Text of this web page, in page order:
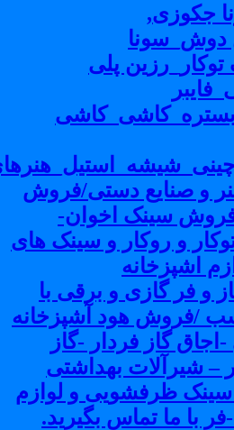
جکوزی,
پلی
و صنایع دستی/فروش
سینک اخوان-
و روکار و سینک های
اشپزخانه
فر گازی و برقی با
/فروش هود آشپزخانه
گاز فردار -گاز
شیرآلات بهداشتی
ظرفشویی و لوازم
با ما تماس بگیرید.